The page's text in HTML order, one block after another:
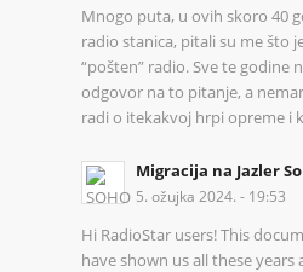
Mnogo puta, u ovih skoro 40
radio stanica, pitali su me što
“pošten” radio. Sve te godine
odgovor na to pitanje, a
radi o itekakvoj hrpi opreme i
Migracija na Jazler
5. ožujka 2024. - 19:53
Hi RadioStar users! This
have shown us all these years